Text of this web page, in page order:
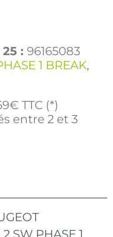
: 96165083
1 BREAK,
TTC (*)
entre 2 et 3
SW PHASE 1